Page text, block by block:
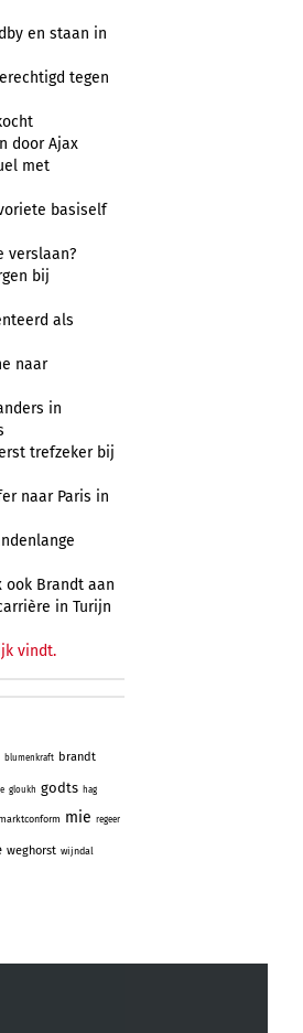
en staan in
tegen
door Ajax
met
basiself
verslaan?
bij
als
naar
in
trefzeker bij
naar Paris in
ook Brandt aan
in Turijn
vindt.
blumenkraft brandt
gloukh godts hag
mie regeer
weghorst wijndal